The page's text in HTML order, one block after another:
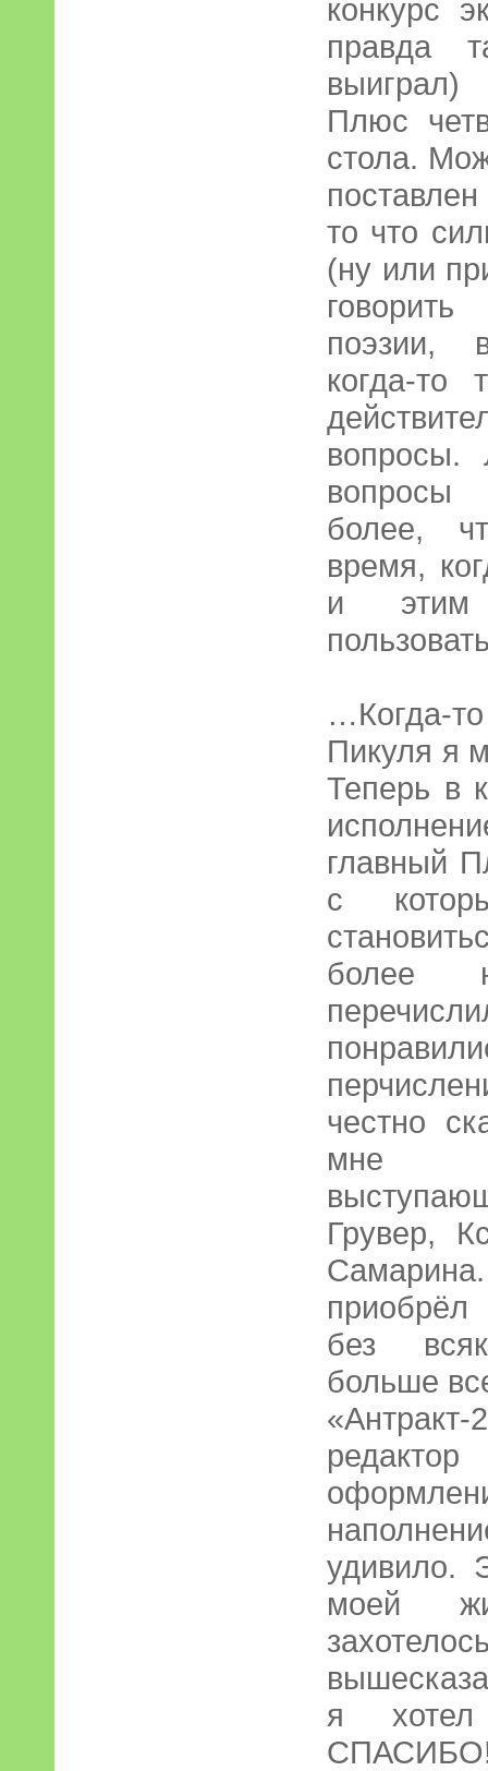
конкурс
правда
выиграл)
Плюс
стола.
то что
(ну или
поэзии,
когда-то
вопросы.
более,
время,
и этим
…Когда-
Пикуля я
Теперь в
главный
с
более
честно
мне
Грувер,
приобрёл
без
больше
удивило.
моей
я